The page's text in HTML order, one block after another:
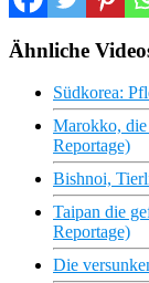
Ähnliche
Südkorea:
Marokko, die
Reportage)
Bishnoi,
Taipan die
Reportage)
Die